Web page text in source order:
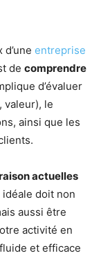
entreprise
de comprendre
d’évaluer
valeur), le
ainsi que les
actuelles
doit non
aussi être
activité en
et efficace